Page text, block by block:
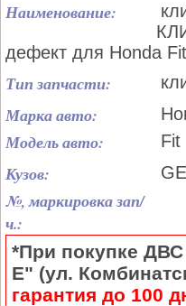
Наименование:
дефект для Honda Fit
Тип запчасти:
Марка авто:
Модель авто: Fit
Кузов:
№, маркировка зап/
ч.:
*При покупке ДВС
Е" (ул.
гарантия до 100